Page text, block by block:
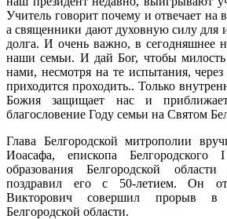
Учитель говорит почему и отвечает на
а священники дают духовную силу для
долга. И очень важно, в сегодняшнее
наши семьи. И дай Бог, чтобы
нами, несмотря на те испытания,
приходится проходить.. Только
Божия защищает нас и
благословение Году семьи на Святом
Глава Белгородской митрополии
Иоасафа, епископа Белгородского
образования Белгородской
поздравил его с 50-летием. Он
Викторович совершил прорыв в
Белгородской области.